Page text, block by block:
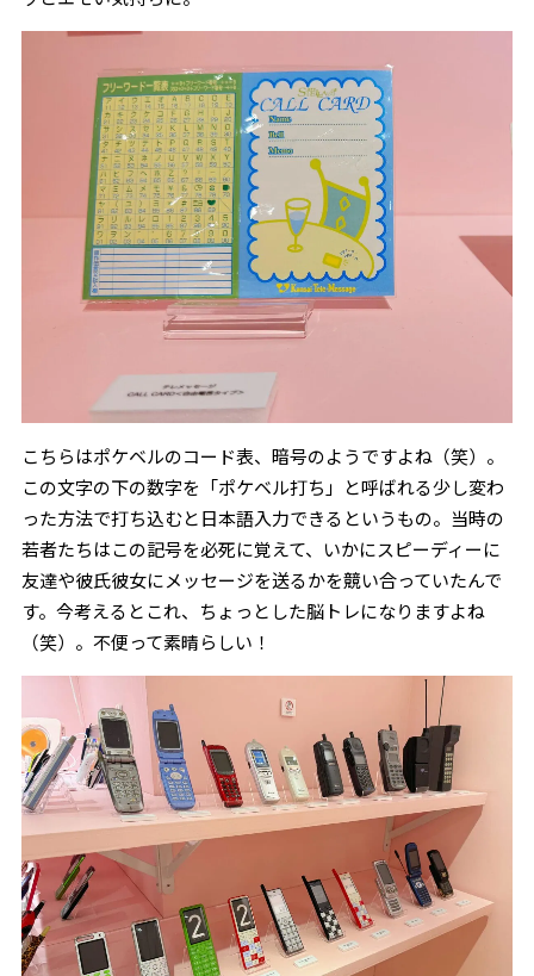
こちらはポケベルのコード表、暗号のようですよね（笑）。
この文字の下の数字を「ポケベル打ち」と呼ばれる少し変わ
った方法で打ち込むと日本語入力できるというもの。当時の
若者たちはこの記号を必死に覚えて、いかにスピーディーに
友達や彼氏彼女にメッセージを送るかを競い合っていたんで
す。今考えるとこれ、ちょっとした脳トレになりますよね
（笑）。不便って素晴らしい！